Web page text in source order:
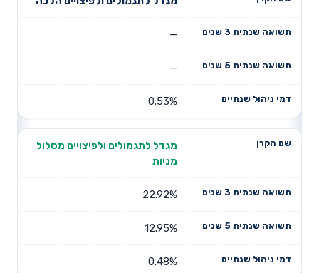
שנים
דמי ניהול
—
—
0.53%
מגדל לתגמולים ולפיצויים מסלול
מניות
22.92%
12.95%
0.48%